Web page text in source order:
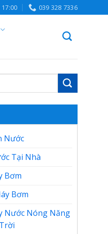
17:00 039 328 7336
Nước
Tại Nhà
Bơm
Bơm
Nước Nóng Năng